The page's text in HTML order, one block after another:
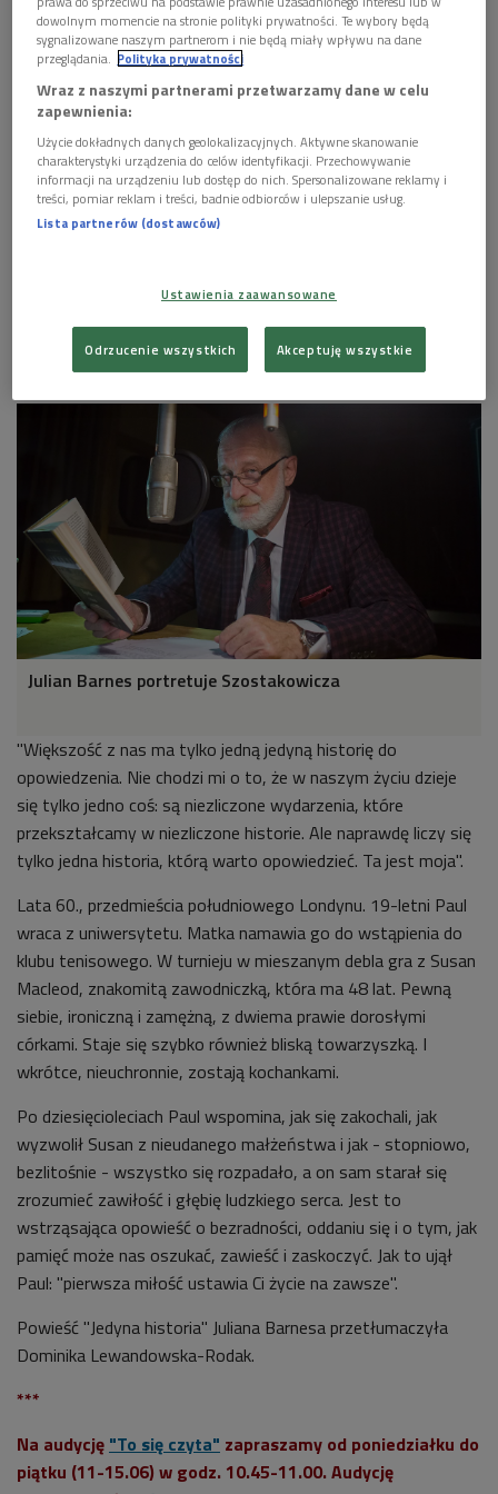
Schejbal - fragm. 3. (To się czyta/Dwójka)

Julian Barnes "Jedyna historia", czyta Jerzy
Schejbal - fragm. 4. (To się czyta/Dwójka)
 14'10 
Julian Barnes "Jedyna historia", czyta Jerzy
Jerzy Schejbal w studiu Dwójki Foto: Piotr Piorun/PR
Julian Barnes portretuje Szostakowicza
"Większość z nas ma tylko jedną jedyną historię do
opowiedzenia. Nie chodzi mi o to, że w naszym życiu dzieje
się tylko jedno coś: są niezliczone wydarzenia, które
przekształcamy w niezliczone historie. Ale naprawdę liczy się
tylko jedna historia, którą warto opowiedzieć. Ta jest moja".
Lata 60., przedmieścia południowego Londynu. 19-letni Paul
wraca z uniwersytetu. Matka namawia go do wstąpienia do
klubu tenisowego. W turnieju w mieszanym debla gra z Susan
Macleod, znakomitą zawodniczką, która ma 48 lat. Pewną
siebie, ironiczną i zamężną, z dwiema prawie dorosłymi
córkami. Staje się szybko również bliską towarzyszką. I
wkrótce, nieuchronnie, zostają kochankami.
Po dziesięcioleciach Paul wspomina, jak się zakochali, jak
wyzwolił Susan z nieudanego małżeństwa i jak - stopniowo,
bezlitośnie - wszystko się rozpadało, a on sam starał się
zrozumieć zawiłość i głębię ludzkiego serca. Jest to
wstrząsająca opowieść o bezradności, oddaniu się i o tym, jak
pamięć może nas oszukać, zawieść i zaskoczyć. Jak to ujął
Paul: "pierwsza miłość ustawia Ci życie na zawsze".
Powieść "Jedyna historia" Juliana Barnesa przetłumaczyła
Dominika Lewandowska-Rodak.
***
Na audycję "To się czyta" zapraszamy od poniedziałku do
piątku (11-15.06) w godz. 10.45-11.00. Audycję
dowolnym momencie na stronie polityki prywatności. Te wybory będą
sygnalizowane naszym partnerom i nie będą miały wpływu na dane
przeglądania. Polityka prywatności
Wraz z naszymi partnerami przetwarzamy dane w celu
zapewnienia:
Użycie dokładnych danych geolokalizacyjnych. Aktywne skanowanie
charakterystyki urządzenia do celów identyfikacji. Przechowywanie
informacji na urządzeniu lub dostęp do nich. Spersonalizowane reklamy i
treści, pomiar reklam i treści, badnie odbiorców i ulepszanie usług.
Lista partnerów (dostawców)
Ustawienia zaawansowane
Odrzucenie wszystkich Akceptuję wszystkie